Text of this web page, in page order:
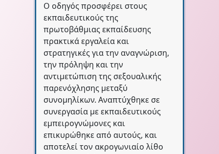
Ο οδηγός προσφέρει στους
εκπαιδευτικούς της
πρωτοβάθμιας εκπαίδευσης
πρακτικά εργαλεία και
στρατηγικές για την αναγνώριση,
την πρόληψη και την
αντιμετώπιση της σεξουαλικής
παρενόχλησης μεταξύ
συνομηλίκων. Αναπτύχθηκε σε
συνεργασία με εκπαιδευτικούς
εμπειρογνώμονες και
επικυρώθηκε από αυτούς, και
αποτελεί τον ακρογωνιαίο λίθο